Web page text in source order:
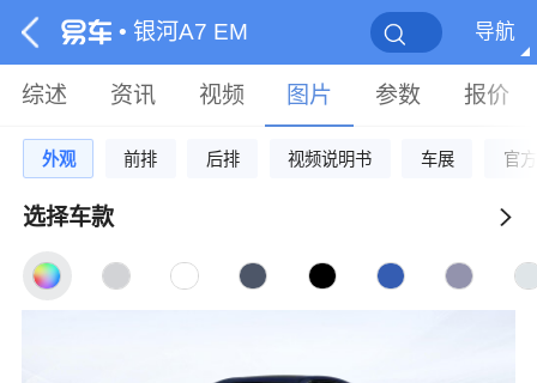
• 银河A7 EM 导航
综述 资讯 视频 图片 参数 报价
外观 前排 后排 视频说明书 车展 官方
选择车款